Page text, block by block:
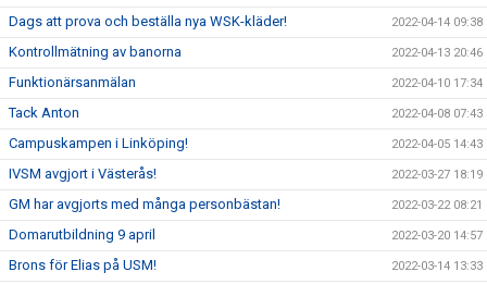
Dags att prova och beställa nya WSK-kläder! 2022-04-14 09:38
Kontrollmätning av banorna 2022-04-13 20:46
Funktionärsanmälan 2022-04-10 17:34
Tack Anton 2022-04-08 07:43
Campuskampen i Linköping! 2022-04-05 14:43
IVSM avgjort i Västerås! 2022-03-27 18:19
GM har avgjorts med många personbästan! 2022-03-22 08:21
Domarutbildning 9 april 2022-03-20 14:57
Brons för Elias på USM! 2022-03-14 13:33